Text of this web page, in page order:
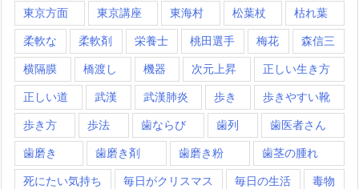
東京方面 東京講座 東海村 松葉杖 枯れ葉
柔軟な 柔軟剤 栄養士 桃田選手 梅花 森信三
横隔膜 橋渡し 機器 次元上昇 正しい生き方
正しい道 武漢 武漢肺炎 歩き 歩きやすい靴
歩き方 歩法 歯ならび 歯列 歯医者さん
歯磨き 歯磨き剤 歯磨き粉 歯茎の腫れ
死にたい気持ち 毎日がクリスマス 毎日の生活 毒物